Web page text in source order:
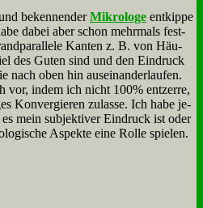
be­ken­nen­derMi­kro­lo­ge ent­kip­pe
da­bei aber schon mehr­mals fest­
Kan­ten z. B. von Häu­
des Gu­ten sind und den Ein­druck
nach oben hin aus­ein­an­der­lau­fen.
vor, in­dem ich nicht 100% ent­zer­re,
Kon­ver­gie­ren zu­las­se. Ich ha­be je­
mein sub­jek­ti­ver Ein­druck ist oder
Aspek­te ei­ne Rol­le spie­len.